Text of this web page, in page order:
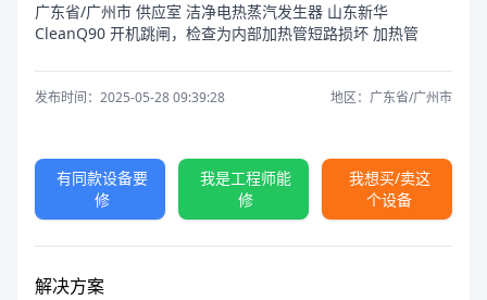
广东省/广州市 供应室 洁净电热蒸汽发生器 山东新华
CleanQ90 开机跳闸，检查为内部加热管短路损坏 加热管
发布时间：2025-05-28 09:39:28 地区：广东省/广州市
有同款设备要
修
我是工程师能
修
我想买/卖这
个设备
解决方案